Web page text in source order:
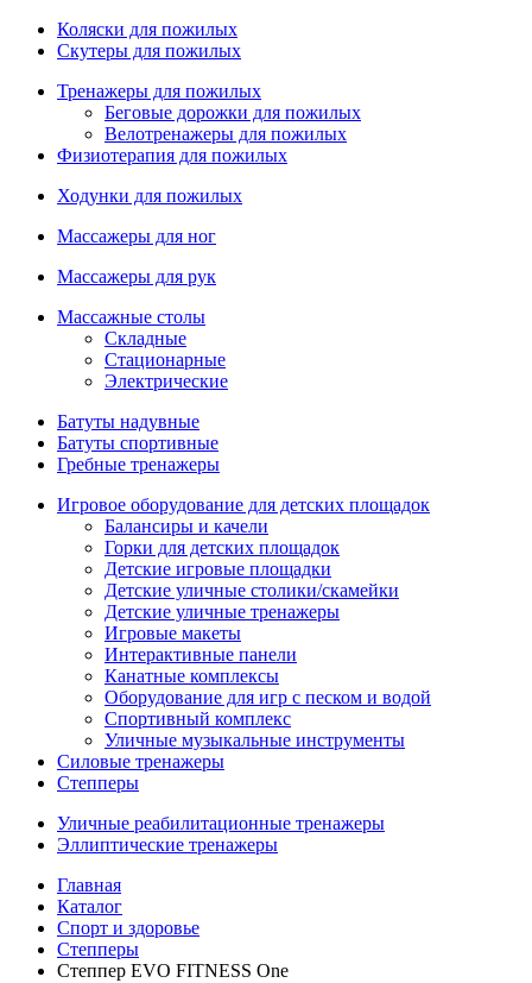
Коляски для пожилых
Скутеры для пожилых
Тренажеры для пожилых
Беговые дорожки для пожилых
Велотренажеры для пожилых
Физиотерапия для пожилых
Ходунки для пожилых
Массажеры для ног
Массажеры для рук
Массажные столы
Складные
Стационарные
Электрические
Батуты надувные
Батуты спортивные
Гребные тренажеры
Игровое оборудование для детских площадок
Балансиры и качели
Горки для детских площадок
Детские игровые площадки
Детские уличные столики/скамейки
Детские уличные тренажеры
Игровые макеты
Интерактивные панели
Канатные комплексы
Оборудование для игр с песком и водой
Спортивный комплекс
Уличные музыкальные инструменты
Силовые тренажеры
Степперы
Уличные реабилитационные тренажеры
Эллиптические тренажеры
Главная
Каталог
Спорт и здоровье
Степперы
Степпер EVO FITNESS One